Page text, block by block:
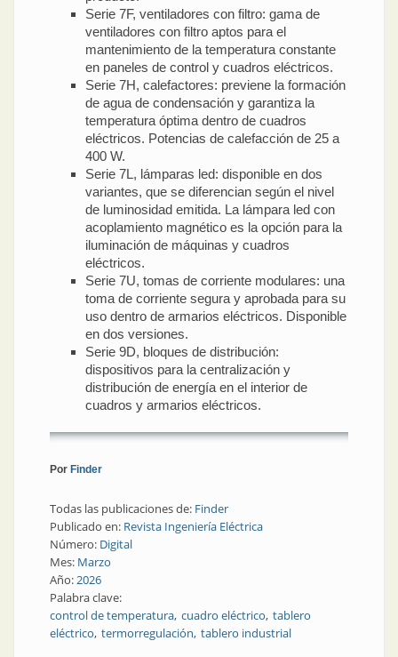
Serie 7F, ventiladores con filtro: gama de
ventiladores con filtro aptos para el
mantenimiento de la temperatura constante
en paneles de control y cuadros eléctricos.
Serie 7H, calefactores: previene la formación
de agua de condensación y garantiza la
temperatura óptima dentro de cuadros
eléctricos. Potencias de calefacción de 25 a
400 W.
Serie 7L, lámparas led: disponible en dos
variantes, que se diferencian según el nivel
de luminosidad emitida. La lámpara led con
acoplamiento magnético es la opción para la
iluminación de máquinas y cuadros
eléctricos.
Serie 7U, tomas de corriente modulares: una
toma de corriente segura y aprobada para su
uso dentro de armarios eléctricos. Disponible
en dos versiones.
Serie 9D, bloques de distribución:
dispositivos para la centralización y
distribución de energía en el interior de
cuadros y armarios eléctricos.
Por Finder
Todas las publicaciones de: Finder
Publicado en: Revista Ingeniería Eléctrica
Número: Digital
Mes: Marzo
Año:2026
Palabra clave:
control de temperatura cuadro eléctrico tablero
eléctrico termorregulación tablero industrial